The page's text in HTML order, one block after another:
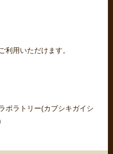
利用いただけます。
ラトリー(カブシキガイシ